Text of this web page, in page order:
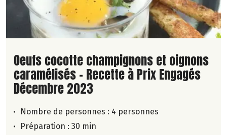
Lire la suite de la recette
Oeufs cocotte champignons et oignons
caramélisés - Recette à Prix Engagés
Décembre 2023
Nombre de personnes : 4 personnes
Préparation : 30 min